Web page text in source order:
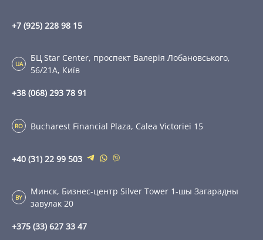
+7 (925) 228 98 15
UA
БЦ Star Center, проспект Валерія Лобановського,
56/21А, Київ
+38 (068) 293 78 91
RO Bucharest Financial Plaza, Calea Victoriei 15
+40 (31) 22 99 503
BY
Минск, Бизнес-центр Silver Tower 1-шы Загарадны
завулак 20
+375 (33) 627 33 47